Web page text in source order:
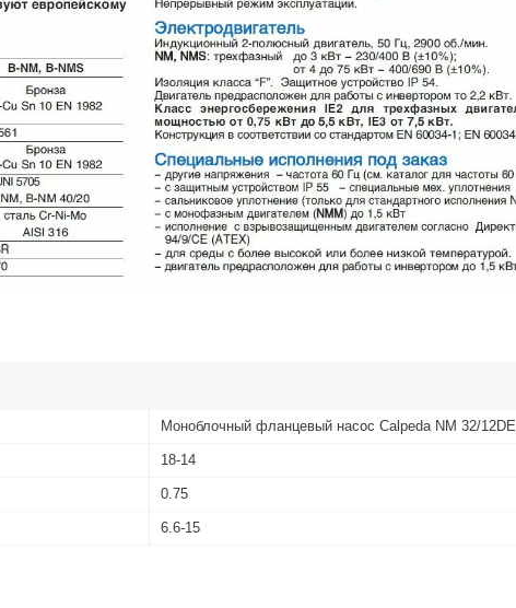
Моноблочный фланцевый насос Calpeda NM 32/12DE
18-14
0.75
6.6-15